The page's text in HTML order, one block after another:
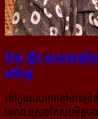
កែម ឡី៖ របប​អាវ​ខ្មៅ​
នៅ​បន្ត
នៅក្នុងរបបអាវខ្មៅមានទ្
មេកង ស្រេចតែសមមិត្តបង